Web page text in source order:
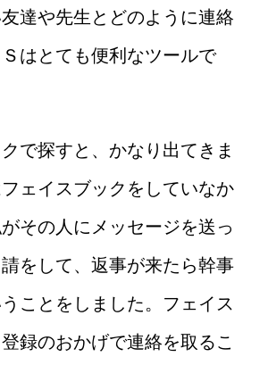
達や先生とどのように連絡
はとても便利なツールで
で探すと、かなり出てきま
ェイスブックをしていなか
その人にメッセージを送っ
をして、返事が来たら幹事
ことをしました。フェイス
録のおかげで連絡を取るこ